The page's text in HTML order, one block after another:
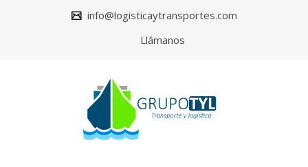
info@logisticaytransportes.com
Llámanos